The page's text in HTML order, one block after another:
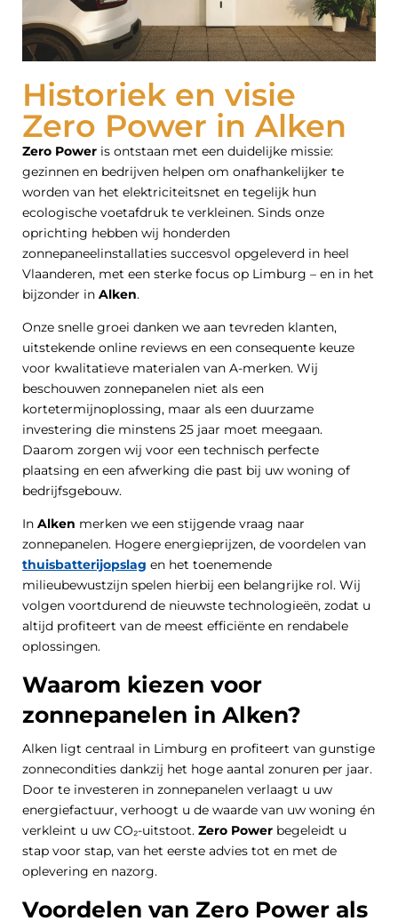
Historiek en visie
Zero Power in Alken
Zero Power is ontstaan met een duidelijke missie:
gezinnen en bedrijven helpen om onafhankelijker te
worden van het elektriciteitsnet en tegelijk hun
ecologische voetafdruk te verkleinen. Sinds onze
oprichting hebben wij honderden
zonnepaneelinstallaties succesvol opgeleverd in heel
Vlaanderen, met een sterke focus op Limburg – en in het
bijzonder in Alken.
Onze snelle groei danken we aan tevreden klanten,
uitstekende online reviews en een consequente keuze
voor kwalitatieve materialen van A-merken. Wij
beschouwen zonnepanelen niet als een
kortetermijnoplossing, maar als een duurzame
investering die minstens 25 jaar moet meegaan.
Daarom zorgen wij voor een technisch perfecte
plaatsing en een afwerking die past bij uw woning of
bedrijfsgebouw.
In Alken merken we een stijgende vraag naar
zonnepanelen. Hogere energieprijzen, de voordelen van
thuisbatterijopslag en het toenemende
milieubewustzijn spelen hierbij een belangrijke rol. Wij
volgen voortdurend de nieuwste technologieën, zodat u
altijd profiteert van de meest efficiënte en rendabele
oplossingen.
Waarom kiezen voor
zonnepanelen in Alken?
Alken ligt centraal in Limburg en profiteert van gunstige
zonnecondities dankzij het hoge aantal zonuren per jaar.
Door te investeren in zonnepanelen verlaagt u uw
energiefactuur, verhoogt u de waarde van uw woning én
verkleint u uw CO₂-uitstoot. Zero Power begeleidt u
stap voor stap, van het eerste advies tot en met de
oplevering en nazorg.
Voordelen van Zero Power als